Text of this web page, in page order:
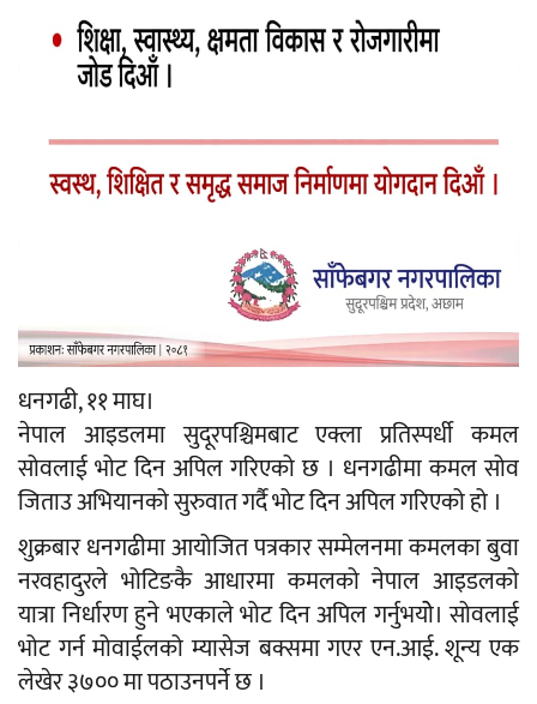
धनगढी, ११ माघ।
नेपाल आइडलमा सुदूरपश्चिमबाट एक्ला प्रतिस्पर्धी कमल
सोवलाई भोट दिन अपिल गरिएको छ । धनगढीमा कमल सोव
जिताउ अभियानको सुरुवात गर्दै भोट दिन अपिल गरिएको हो ।
शुक्रबार धनगढीमा आयोजित पत्रकार सम्मेलनमा कमलका बुवा
नरवहादुरले भोटिङकै आधारमा कमलको नेपाल आइडलको
यात्रा निर्धारण हुने भएकाले भोट दिन अपिल गर्नुभयोे। सोवलाई
भोट गर्न मोवाईलको म्यासेज बक्समा गएर एन.आई. शून्य एक
लेखेर ३७०० मा पठाउनपर्ने छ ।